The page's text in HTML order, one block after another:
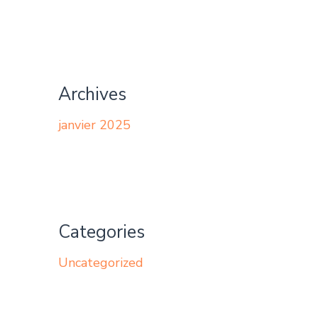
Archives
janvier 2025
Categories
Uncategorized